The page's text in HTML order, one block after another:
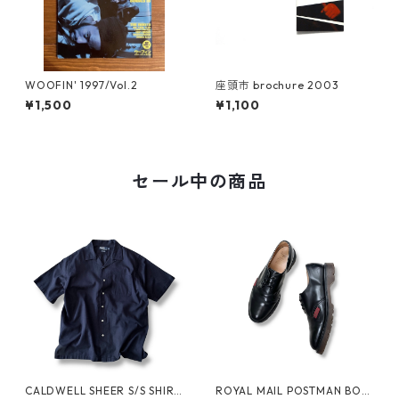
WOOFIN' 1997/Vol.2
¥1,500
座頭市 brochure 2003
¥1,100
セール中の商品
CALDWELL SHEER S/S SHIRT
ROYAL MAIL POSTMAN BOO